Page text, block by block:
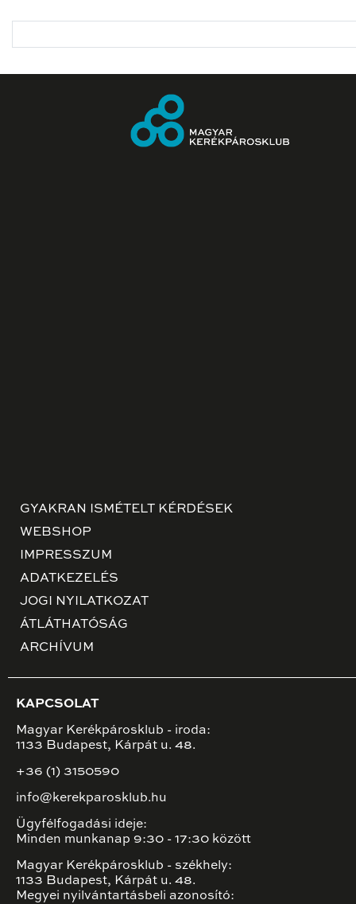
GYAKRAN ISMÉTELT KÉRDÉSEK
WEBSHOP
IMPRESSZUM
ADATKEZELÉS
JOGI NYILATKOZAT
ÁTLÁTHATÓSÁG
ARCHÍVUM
KAPCSOLAT
Magyar Kerékpárosklub - iroda:
1133 Budapest, Kárpát u. 48.
+36 (1) 3150590
info@kerekparosklub.hu
Ügyfélfogadási ideje:
Minden munkanap 9:30 - 17:30 között
Magyar Kerékpárosklub - székhely:
1133 Budapest, Kárpát u. 48.
Megyei nyilvántartásbeli azonosító: